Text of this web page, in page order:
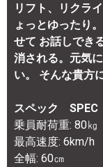
リフト、リクラ
ょっとゆったり
せて お話しでき
消される。元気
い。 そんな貴方
スペック SPEC
乗員耐荷重: 80㎏
最高速度: 6km/h
全幅: 60㎝